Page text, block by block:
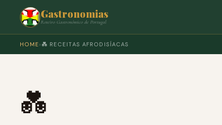
Gastronomias
Roteiro Gastronómico de Portugal
HOME › 💑 RECEITAS AFRODISÍACAS
💑